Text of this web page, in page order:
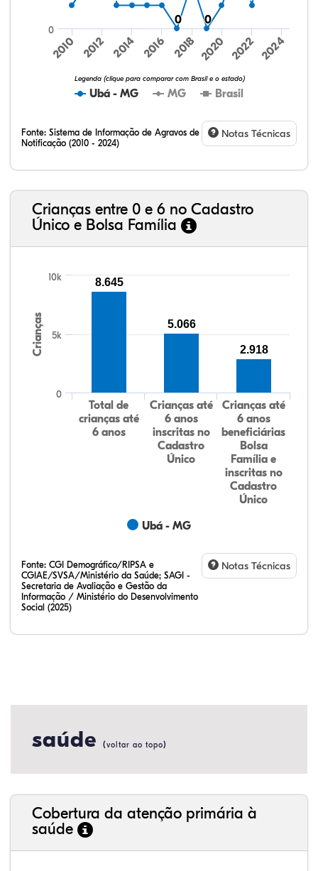
0
0 0
0
Ubá - MG MG Brasil
Legenda (clique para comparar com Brasil e o estado)
2010 2012 2014 2016 2018 2020 2022 2024
0
Fonte: Sistema de Informação de Agravos de
Notificação (2010 - 2024)
Notas Técnicas
Crianças entre 0 e 6 no Cadastro
Único e Bolsa Família
Crianças
Ubá - MG
Total de
crianças até
6 anos
Crianças até
6 anos
inscritas no
Cadastro
Único
Crianças até
6 anos
beneficiárias
Bolsa
Família e
inscritas no
Cadastro
Único
0
10k
5k
8.645
5.066
2.918
Fonte: CGI Demográfico/RIPSA e
CGIAE/SVSA/Ministério da Saúde; SAGI -
Secretaria de Avaliação e Gestão da
Informação / Ministério do Desenvolvimento
Social (2025)
Notas Técnicas
saúde (voltar ao topo)
Cobertura da atenção primária à
saúde
31,88%
12,79%
0,59%
53,16%
0,20%
1,38%
32,57%
9,24%
0,46%
54,88%
1,27%
1,56%